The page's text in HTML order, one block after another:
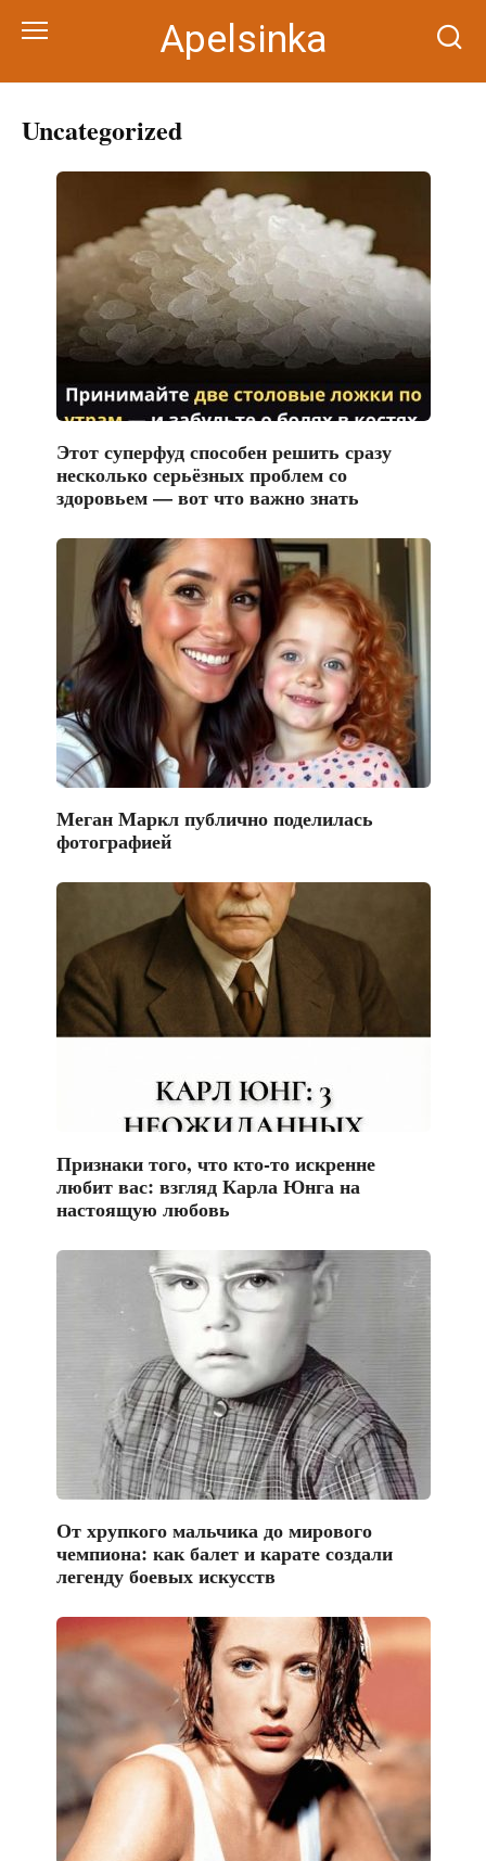
Apelsinka
Uncategorized
Этот суперфуд способен решить сразу
несколько серьёзных проблем со
здоровьем — вот что важно знать
Меган Маркл публично поделилась
фотографией
Признаки того, что кто-то искренне
любит вас: взгляд Карла Юнга на
настоящую любовь
От хрупкого мальчика до мирового
чемпиона: как балет и карате создали
легенду боевых искусств